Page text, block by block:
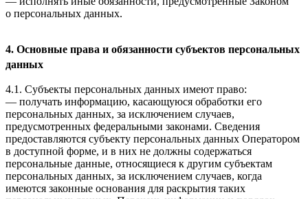
о персональных данных.
4. Основные права и обязанности субъектов персональных
данных
4.1. Субъекты персональных данных имеют право:
— получать информацию, касающуюся обработки его
персональных данных, за исключением случаев,
предусмотренных федеральными законами. Сведения
предоставляются субъекту персональных данных Оператором
в доступной форме, и в них не должны содержаться
персональные данные, относящиеся к другим субъектам
персональных данных, за исключением случаев, когда
имеются законные основания для раскрытия таких